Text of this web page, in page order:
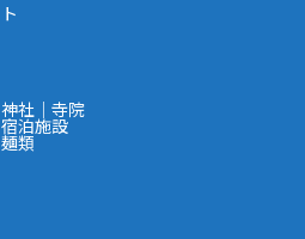
神社｜寺院
宿泊施設
麺類